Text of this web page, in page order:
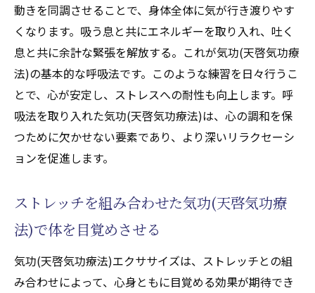
気功(天啓気功療法)による自然のリズムとの
同期
地球のパワーを活用した気功(天啓気功療法)
の効果
自然の中で気功(天啓気功療法)を行う魅力
朝の気功(天啓気功療法)習慣で一日を清々しく
スタートしよう
気功(天啓気功療法)の習慣化で生活の質を向
上させる
毎朝のルーチンに取り入れる気功(天啓気功
療法)の方法
気功(天啓気功療法)で始める一日の準備運動
動きを同調させることで、身体全体に気が行き渡りやす
くなります。吸う息と共にエネルギーを取り入れ、吐く
息と共に余計な緊張を解放する。これが気功(天啓気功療
法)の基本的な呼吸法です。このような練習を日々行うこ
とで、心が安定し、ストレスへの耐性も向上します。呼
吸法を取り入れた気功(天啓気功療法)は、心の調和を保
つために欠かせない要素であり、より深いリラクセーシ
ョンを促進します。
ストレッチを組み合わせた気功(天啓気功療
法)で体を目覚めさせる
気功(天啓気功療法)エクササイズは、ストレッチとの組
み合わせによって、心身ともに目覚める効果が期待でき